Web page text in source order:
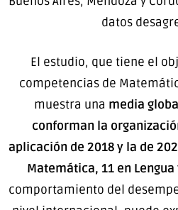
datos
El estudio, que tiene el
competencias de
muestra una media
conforman la
aplicación de 2018 y la de
Matemática, 11 en Lengua
comportamiento del